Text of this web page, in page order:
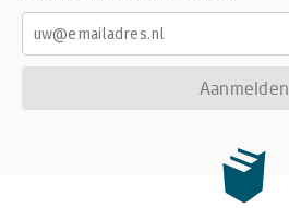
Aanmelden